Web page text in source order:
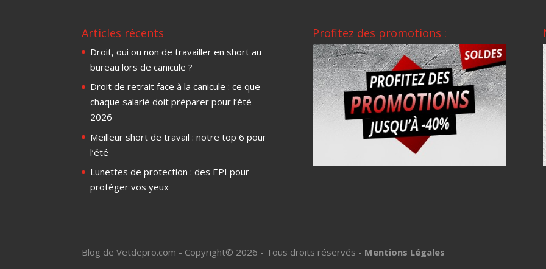
Articles récents
Droit, oui ou non de travailler en short au
bureau lors de canicule ?
Droit de retrait face à la canicule : ce que
chaque salarié doit préparer pour l’été
2026
Meilleur short de travail : notre top 6 pour
l’été
Lunettes de protection : des EPI pour
protéger vos yeux
Profitez des promotions :
Blog de Vetdepro.com - Copyright© 2026 - Tous droits réservés - Mentions Légales